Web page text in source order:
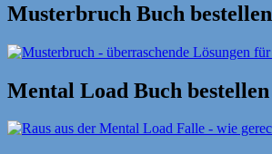
Musterbruch Buch bestellen
Mental Load Buch bestellen